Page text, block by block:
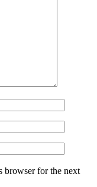
browser for the next